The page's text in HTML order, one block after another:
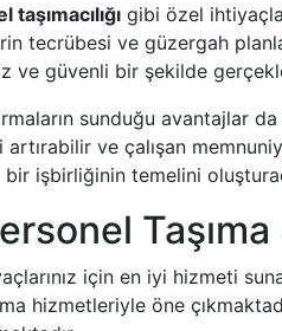
gibi özel
tecrübesi ve güzergah
ve güvenli bir şekilde
sunduğu avantajlar da
ve çalışan
bir işbirliğinin temelini
için en iyi hizmeti
hizmetleriyle öne